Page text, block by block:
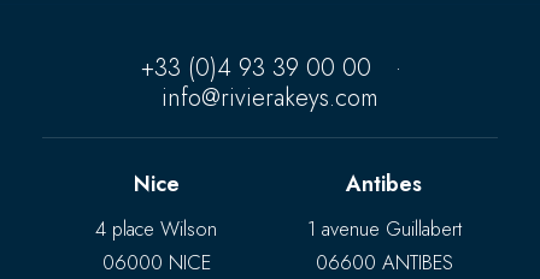
+33 (0)4 93 39 00 00
·
info@rivierakeys.com
Nice
4 place Wilson
06000 NICE
Antibes
1 avenue Guillabert
06600 ANTIBES